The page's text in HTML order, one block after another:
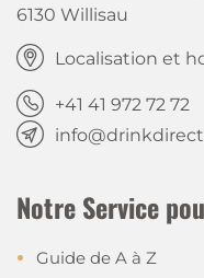
6130 Willisau
Localisation et
+41 41 972 72 72
Notre Service
Guide de A à Z